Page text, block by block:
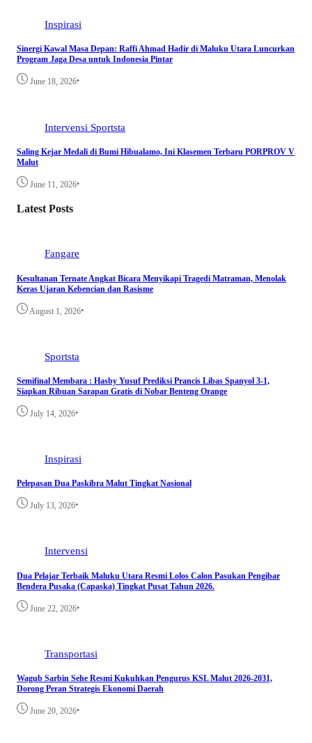
Inspirasi
Sinergi Kawal Masa Depan: Raffi Ahmad Hadir di Maluku Utara Luncurkan
Program Jaga Desa untuk Indonesia Pintar
June 18, 2026•
Intervensi Sportsta
Saling Kejar Medali di Bumi Hibualamo, Ini Klasemen Terbaru PORPROV V
Malut
June 11, 2026•
Latest Posts
Fangare
Kesultanan Ternate Angkat Bicara Menyikapi Tragedi Matraman, Menolak
Keras Ujaran Kebencian dan Rasisme
August 1, 2026•
Sportsta
Semifinal Membara : Hasby Yusuf Prediksi Prancis Libas Spanyol 3-1,
Siapkan Ribuan Sarapan Gratis di Nobar Benteng Orange
July 14, 2026•
Inspirasi
Pelepasan Dua Paskibra Malut Tingkat Nasional
July 13, 2026•
Intervensi
Dua Pelajar Terbaik Maluku Utara Resmi Lolos Calon Pasukan Pengibar
Bendera Pusaka (Capaska) Tingkat Pusat Tahun 2026.
June 22, 2026•
Transportasi
Wagub Sarbin Sehe Resmi Kukuhkan Pengurus KSL Malut 2026-2031,
Dorong Peran Strategis Ekonomi Daerah
June 20, 2026•